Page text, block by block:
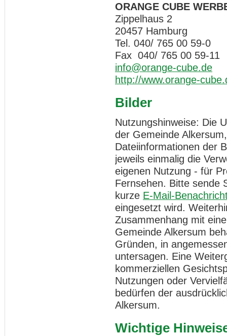
ORANGE CUBE
Zippelhaus 2
20457 Hamburg
Tel. 040/ 765 00 59-0
Fax 040/ 765 00 59-11
info@orange-cube.de
http://www.orange-
Bilder
Nutzungshinweise: Die
der Gemeinde
Dateiinformationen der
jeweils einmalig die
eigenen Nutzung - für
Fernsehen. Bitte sende
kurze E-Mail-
eingesetzt wird.
Zusammenhang mit
Gemeinde Alkersum
Gründen, in
untersagen. Eine
kommerziellen
Nutzungen oder
bedürfen der
Alkersum.
Wichtige